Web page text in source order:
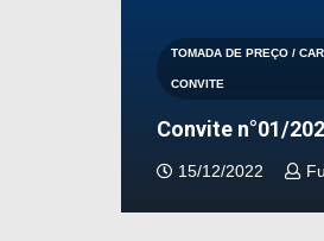
TOMADA DE PREÇO /
CONVITE
Convite n°01/
15/12/2022